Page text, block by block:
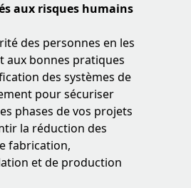
aux risques humains
des personnes en les
aux bonnes pratiques
des systèmes de
pour sécuriser
phases de vos projets
la réduction des
fabrication,
et de production